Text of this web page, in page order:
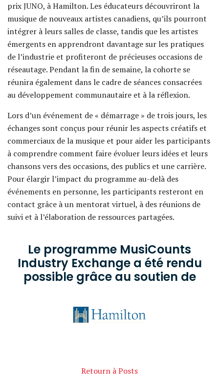
prix JUNO, à Hamilton. Les éducateurs découvriront la
musique de nouveaux artistes canadiens, qu’ils pourront
intégrer à leurs salles de classe, tandis que les artistes
émergents en apprendront davantage sur les pratiques
de l’industrie et profiteront de précieuses occasions de
réseautage. Pendant la fin de semaine, la cohorte se
réunira également dans le cadre de séances consacrées
au développement communautaire et à la réflexion.
Lors d’un événement de « démarrage » de trois jours, les
échanges sont conçus pour réunir les aspects créatifs et
commerciaux de la musique et pour aider les participants
à comprendre comment faire évoluer leurs idées et leurs
chansons vers des occasions, des publics et une carrière.
Pour élargir l’impact du programme au-delà des
événements en personne, les participants resteront en
contact grâce à un mentorat virtuel, à des réunions de
suivi et à l’élaboration de ressources partagées.
Le programme MusiCounts
Industry Exchange a été rendu
possible grâce au soutien de
Retourn à Posts